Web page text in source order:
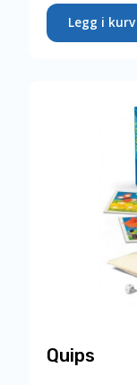
Legg i kurv
Quips